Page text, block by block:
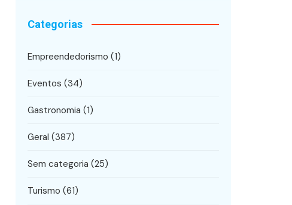
Categorias
Empreendedorismo (1)
Eventos (34)
Gastronomia (1)
Geral (387)
Sem categoria (25)
Turismo (61)